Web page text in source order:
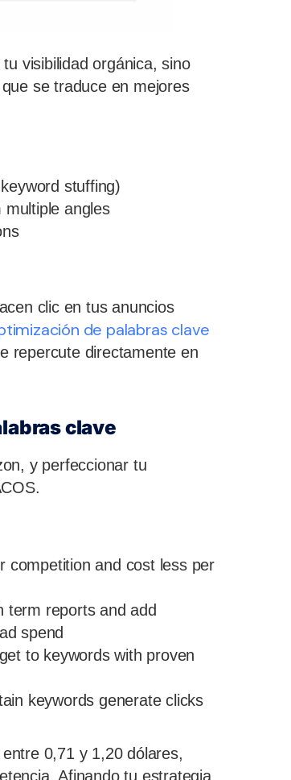
visibilidad orgánica, sino
se traduce en mejores
stuffing)
angles
clic en tus anuncios
de palabras clave
repercute directamente en
clave
y perfeccionar tu
competition and cost less per
term reports and add
spend
to keywords with proven
keywords generate clicks
0,71 y 1,20 dólares,
Afinando tu estrategia